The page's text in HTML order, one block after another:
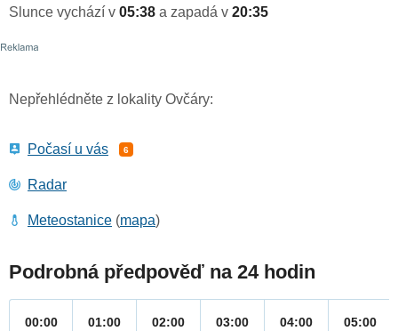
Slunce vychází v 05:38 a zapadá v 20:35
Nepřehlédněte z lokality Ovčáry:
Počasí u vás 6
Radar
Meteostanice (mapa)
Podrobná předpověď na 24 hodin
00:00 01:00 02:00 03:00 04:00 05:00